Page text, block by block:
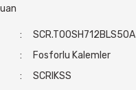
SCR.T00SH712BLS50A
Fosforlu Kalemler
SCRIKSS